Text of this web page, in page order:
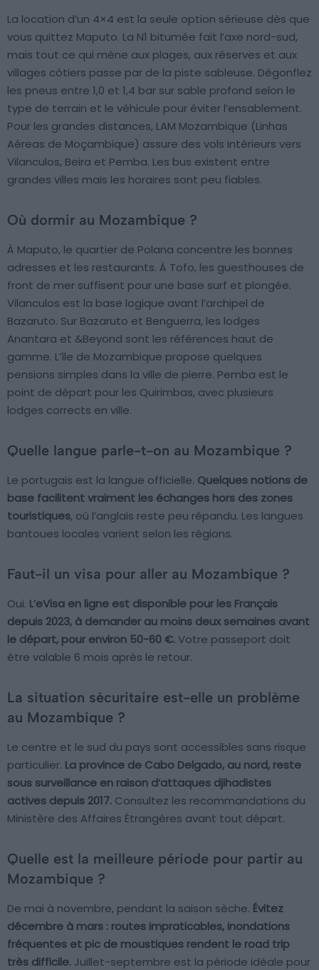
La location d’un 4×4 est la seule option sérieuse dès que
vous quittez Maputo. La N1 bitumée fait l’axe nord-sud,
mais tout ce qui mène aux plages, aux réserves et aux
villages côtiers passe par de la piste sableuse. Dégonflez
les pneus entre 1,0 et 1,4 bar sur sable profond selon le
type de terrain et le véhicule pour éviter l’ensablement.
Pour les grandes distances, LAM Mozambique (Linhas
Aéreas de Moçambique) assure des vols intérieurs vers
Vilanculos, Beira et Pemba. Les bus existent entre
grandes villes mais les horaires sont peu fiables.
Où dormir au Mozambique ?
À Maputo, le quartier de Polana concentre les bonnes
adresses et les restaurants. À Tofo, les guesthouses de
front de mer suffisent pour une base surf et plongée.
Vilanculos est la base logique avant l’archipel de
Bazaruto. Sur Bazaruto et Benguerra, les lodges
Anantara et &Beyond sont les références haut de
gamme. L’île de Mozambique propose quelques
pensions simples dans la ville de pierre. Pemba est le
point de départ pour les Quirimbas, avec plusieurs
lodges corrects en ville.
Quelle langue parle-t-on au Mozambique ?
Le portugais est la langue officielle. Quelques notions de
base facilitent vraiment les échanges hors des zones
touristiques, où l’anglais reste peu répandu. Les langues
bantoues locales varient selon les régions.
Faut-il un visa pour aller au Mozambique ?
Oui. L’eVisa en ligne est disponible pour les Français
depuis 2023, à demander au moins deux semaines avant
le départ, pour environ 50-60 €.Votre passeport doit
être valable 6 mois après le retour.
La situation sécuritaire est-elle un problème
au Mozambique ?
Le centre et le sud du pays sont accessibles sans risque
particulier. La province de Cabo Delgado, au nord, reste
sous surveillance en raison d’attaques djihadistes
actives depuis 2017. Consultez les recommandations du
Ministère des Affaires Étrangères avant tout départ.
Quelle est la meilleure période pour partir au
Mozambique ?
De mai à novembre, pendant la saison sèche. Évitez
décembre à mars : routes impraticables, inondations
fréquentes et pic de moustiques rendent le road trip
très difficile. Juillet-septembre est la période idéale pour